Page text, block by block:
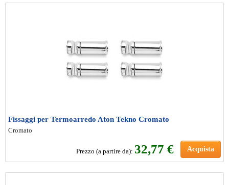
Fissaggi per Termoarredo Aton Tekno Cromato
Cromato
Prezzo (a partire da): 32,77 € Acquista